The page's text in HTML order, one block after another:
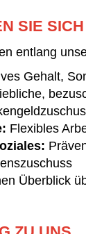
SIE
entlang
Gehalt,
Flexibles
Überblick